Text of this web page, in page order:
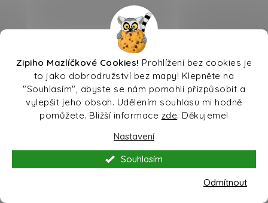
Zipiho Mazlíčkové Cookies! Prohlížení bez cookies je
to jako dobrodružství bez mapy! Klepněte na
"Souhlasím", abyste se nám pomohli přizpůsobit a
vylepšit jeho obsah. Udělením souhlasu mi hodně
pomůžete. Bližší informace zde. Děkujeme!
Nastavení
Odmítnout
Souhlasím